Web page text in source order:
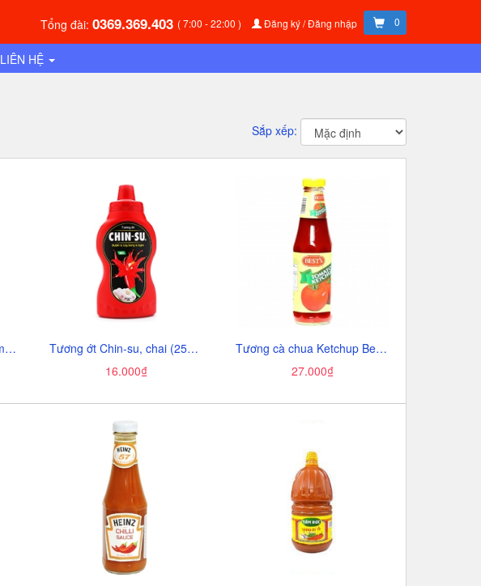
Tổng đài: 0369.369.403 ( 7:00 - 22:00 ) Đăng ký / Đăng nhập 0
LIÊN HỆ
Sắp xếp:
Tương Ớt chua ngọt Cholimex Food, chai (270g),
Tương ớt Chin-su, chai (250g),
16.000₫
Tương cà chua Ketchup Best's-Malaysia, chai (330g),
27.000₫